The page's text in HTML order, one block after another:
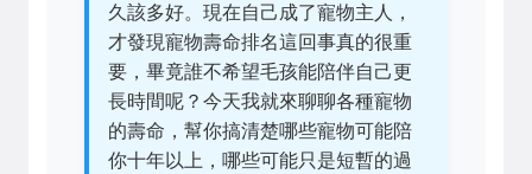
久該多好。現在自己成了寵物主人，
才發現寵物壽命排名這回事真的很重
要，畢竟誰不希望毛孩能陪伴自己更
長時間呢？今天我就來聊聊各種寵物
的壽命，幫你搞清楚哪些寵物可能陪
你十年以上，哪些可能只是短暫的過